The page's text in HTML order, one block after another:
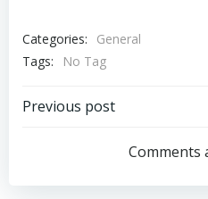
Categories:
General
Tags:
No Tag
Post
navigation
Previous post
Comments